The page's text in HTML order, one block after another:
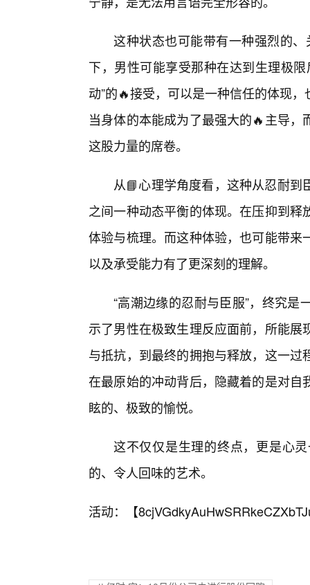
这种状态也可能带有一种强烈的、
下，男性可能享受那种在达到生理极
动”的🔥接受，可以是一种信任的体现
当身体的本能成为了最强大的🔥主导
这股力量的席卷。
从📘心理学角度看，这种从忍耐
之间一种动态平衡的体现。在压抑到
体验与梳理。而这种体验，也可能带
以及承受能力有了更深刻的理解。
“高潮边缘的忍耐与臣服”，终究
示了男性在极致生理反应面前，所能
与抵抗，到最终的拥抱与释放，这一
在最原始的冲动背后，隐藏着的是对
眩的、极致的愉悦。
这不仅仅是生理的终点，更是心
的、令人回味的艺术。
活动：【